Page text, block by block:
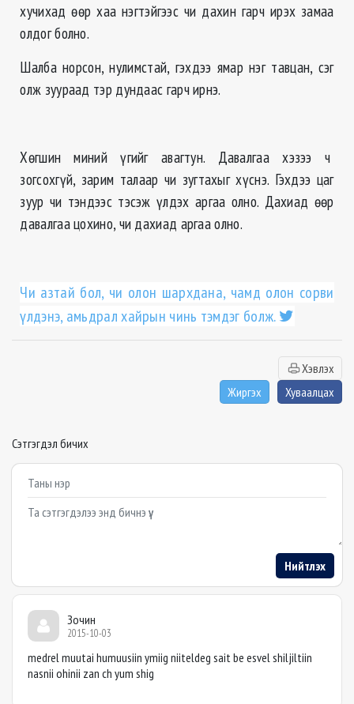
хучихад өөр хаа нэгтэйгээс чи дахин гарч ирэх замаа
олдог болно.
Шалба норсон, нулимстай, гэхдээ ямар нэг тавцан, сэг
олж зуураад тэр дундаас гарч ирнэ.
Хөгшин миний үгийг авагтун. Давалгаа хэзээ ч
зогсохгүй, зарим талаар чи зугтахыг хүснэ. Гэхдээ цаг
зуур чи тэндээс тэсэж үлдэх аргаа олно. Дахиад өөр
давалгаа цохино, чи дахиад аргаа олно.
Чи азтай бол, чи олон шархдана, чамд олон сорви
үлдэнэ, амьдрал хайрын чинь тэмдэг болж.
Хэвлэх
Жиргэх
Хуваалцах
Сэтгэгдэл бичих
Example textarea
Нийтлэх
Зочин
2015-10-03
medrel muutai humuusiin ymiig niiteldeg sait be esvel shiljiltiin
nasnii ohinii zan ch yum shig